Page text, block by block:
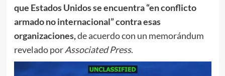
que Estados Unidos se encuentra “en conflicto
armado no internacional” contra esas
organizaciones,de acuerdo con un memorándum
revelado porAssociated Press.